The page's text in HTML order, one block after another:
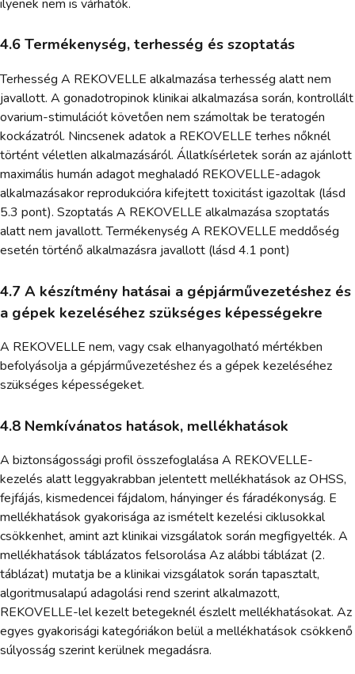
ilyenek nem is várhatók.
4.6 Termékenység, terhesség és szoptatás
Terhesség A REKOVELLE alkalmazása terhesség alatt nem
javallott. A gonadotropinok klinikai alkalmazása során, kontrollált
ovarium-stimulációt követően nem számoltak be teratogén
kockázatról. Nincsenek adatok a REKOVELLE terhes nőknél
történt véletlen alkalmazásáról. Állatkísérletek során az ajánlott
maximális humán adagot meghaladó REKOVELLE-adagok
alkalmazásakor reprodukcióra kifejtett toxicitást igazoltak (lásd
5.3 pont). Szoptatás A REKOVELLE alkalmazása szoptatás
alatt nem javallott. Termékenység A REKOVELLE meddőség
esetén történő alkalmazásra javallott (lásd 4.1 pont)
4.7 A készítmény hatásai a gépjárművezetéshez és
a gépek kezeléséhez szükséges képességekre
A REKOVELLE nem, vagy csak elhanyagolható mértékben
befolyásolja a gépjárművezetéshez és a gépek kezeléséhez
szükséges képességeket.
4.8 Nemkívánatos hatások, mellékhatások
A biztonságossági profil összefoglalása A REKOVELLE-
kezelés alatt leggyakrabban jelentett mellékhatások az OHSS,
fejfájás, kismedencei fájdalom, hányinger és fáradékonyság. E
mellékhatások gyakorisága az ismételt kezelési ciklusokkal
csökkenhet, amint azt klinikai vizsgálatok során megfigyelték. A
mellékhatások táblázatos felsorolása Az alábbi táblázat (2.
táblázat) mutatja be a klinikai vizsgálatok során tapasztalt,
algoritmusalapú adagolási rend szerint alkalmazott,
REKOVELLE-lel kezelt betegeknél észlelt mellékhatásokat. Az
egyes gyakorisági kategóriákon belül a mellékhatások csökkenő
súlyosság szerint kerülnek megadásra.